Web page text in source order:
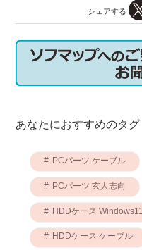
シェアする
あなたにおすすめのタグ
PCパーツ ケーブル
PCパーツ 玄人志向
HDDケース Windows11
HDDケース ケーブル